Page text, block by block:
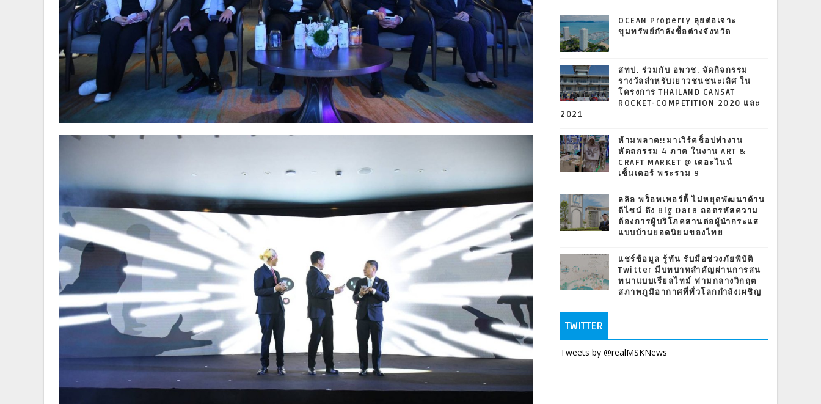
OCEAN Property ลุยต่อเจาะ
ขุมทรัพย์กำลังซื้อต่างจังหวัด
สทป. ร่วมกับ อพวช. จัดกิจกรรม
รางวัลสำหรับเยาวชนชนะเลิศ ใน
โครงการ THAILAND CANSAT
ROCKET-COMPETITION 2020 และ
2021
ห้ามพลาด!!มาเวิร์คช็อปทำงาน
หัตถกรรม 4 ภาค ในงาน ART &
CRAFT MARKET @ เดอะไนน์
เซ็นเตอร์ พระราม 9
ลลิล พร็อพเพอร์ตี้ ไม่หยุดพัฒนาด้าน
ดีไซน์ ดึง Big Data ถอดรหัสความ
ต้องการผู้บริโภคสานต่อผู้นำกระแส
แบบบ้านยอดนิยมของไทย
แชร์ข้อมูล รู้ทัน รับมือช่วงภัยพิบัติ
Twitter มีบทบาทสำคัญผ่านการสน
ทนาแบบเรียลไทม์ ท่ามกลางวิกฤต
สภาพภูมิอากาศที่ทั่วโลกกำลังเผชิญ
TWITTER
Tweets by @realMSKNews